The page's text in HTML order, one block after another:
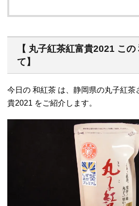
【 丸子紅茶紅富貴2021 こ
て】
今日の 和紅茶 は、静岡県の丸子紅茶
貴2021 をご紹介します。